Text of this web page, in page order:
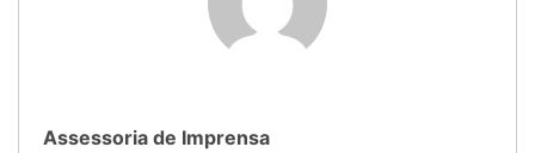
Assessoria de Imprensa